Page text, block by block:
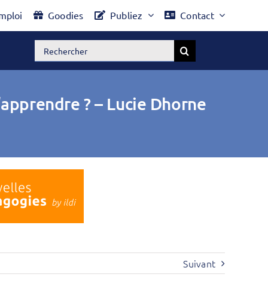
Goodies Publiez Contact
Rechercher:
? – Lucie Dhorne
Suivant